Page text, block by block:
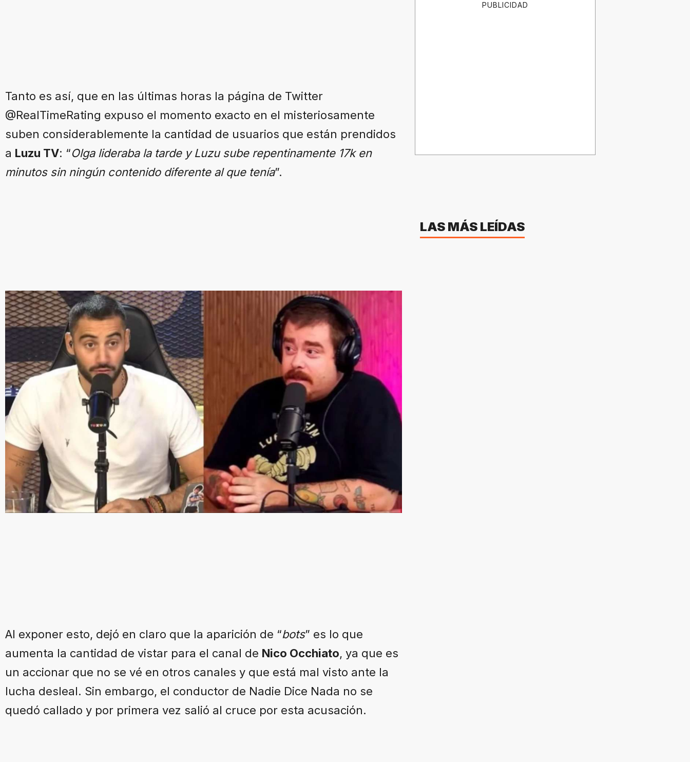
Tanto es así, que en las últimas horas la página de Twitter
@RealTimeRating expuso el momento exacto en el misteriosamente
suben considerablemente la cantidad de usuarios que están prendidos
a Luzu TV: “Olga lideraba la tarde y Luzu sube repentinamente 17k en
minutos sin ningún contenido diferente al que tenía”.
Al exponer esto, dejó en claro que la aparición de “bots” es lo que
aumenta la cantidad de vistar para el canal de Nico Occhiato, ya que es
un accionar que no se vé en otros canales y que está mal visto ante la
lucha desleal. Sin embargo, el conductor de Nadie Dice Nada no se
quedó callado y por primera vez salió al cruce por esta acusación.
PUBLICIDAD
LAS MÁS LEÍDAS